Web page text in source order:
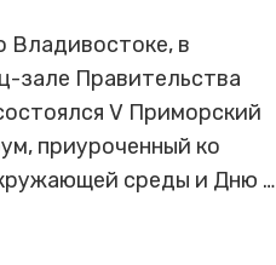
Владивостоке, в
зале Правительства
V Приморский
приуроченный ко
среды и Дню …